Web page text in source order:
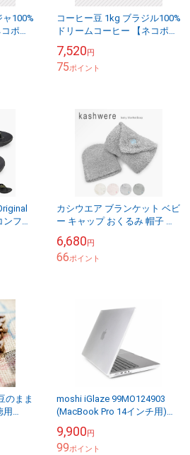
100%
ポス
コーヒー豆 1kg ブラジル100%
ドリームコーヒー 【ネコポス
7,520円
75ポイント
フォ
トン
カシウエア ブランケット ベビ
ー キャップ おくるみ 帽子 セ
地 出産祝い ギフト プレゼン
ト 赤ち...
6,680円
66ポイント
のまま
用
ブ
moshi iGlaze 99MO124903
(MacBook Pro 14インチ用)
く）】
9,900円
99ポイント